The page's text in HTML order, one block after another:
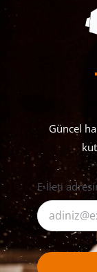
Güncel
E-İleti